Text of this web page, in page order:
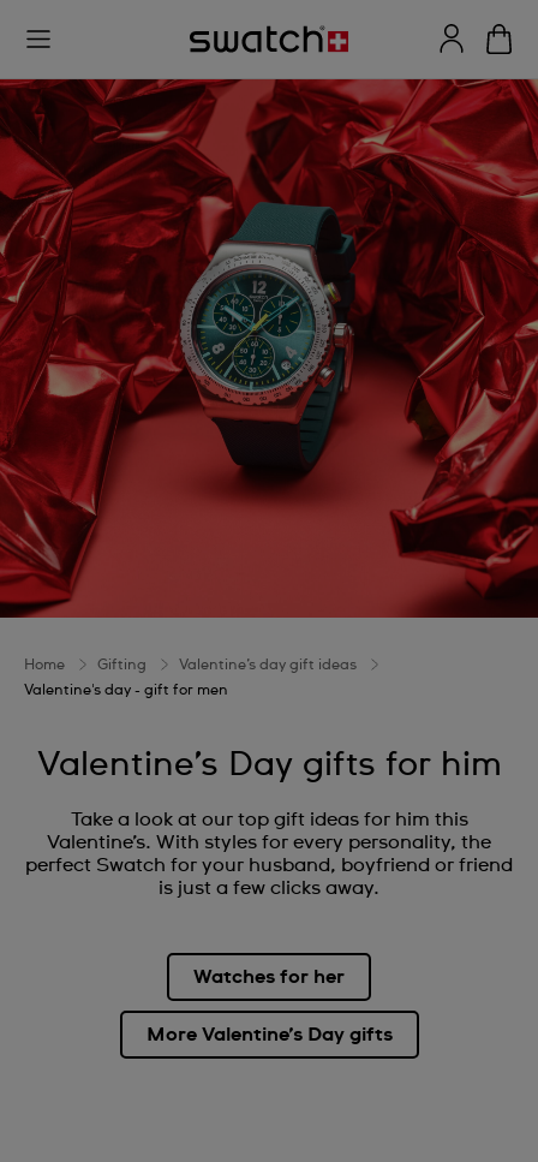
Home Gifting
Valentine’s day gift ideas
Valentine's day - gift for men
Valentine’s Day gifts for him
Take a look at our top gift ideas for him this
Valentine’s. With styles for every personality, the
perfect Swatch for your husband, boyfriend or friend
is just a few clicks away.
Watches for her
More Valentine’s Day gifts